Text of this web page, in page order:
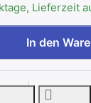
Lieferzeit
210308-1422
In den